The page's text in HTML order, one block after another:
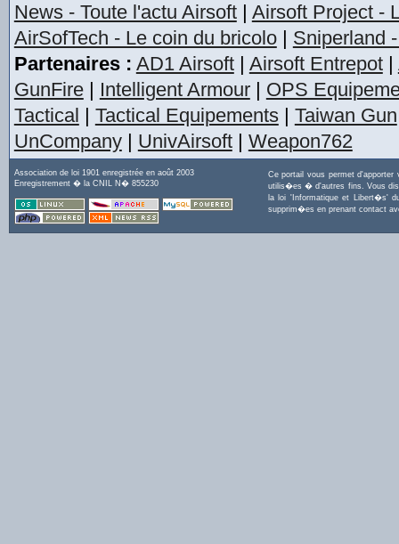
News - Toute l'actu Airsoft| Airsoft Project -
AirSofTech - Le coin du bricolo| Sniperland
Partenaires : AD1 Airsoft| Airsoft Entrepot|
GunFire| Intelligent Armour| OPS
Tactical | Tactical Equipements| Taiwan Gun
UnCompany| UnivAirsoft| Weapon762
Association de loi 1901 enregistrée en août 2003
Enregistrement � la CNIL N� 855230
Ce portail vous permet
utilis�es � d'autres fins. Vous
la loi 'Informatique et Libert�s'
supprim�es en prenant contact